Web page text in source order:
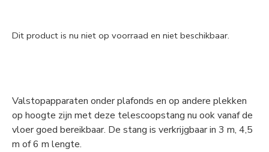
Dit product is nu niet op voorraad en niet beschikbaar.
Valstopapparaten onder plafonds en op andere plekken
op hoogte zijn met deze telescoopstang nu ook vanaf de
vloer goed bereikbaar. De stang is verkrijgbaar in 3 m, 4,5
m of 6 m lengte.